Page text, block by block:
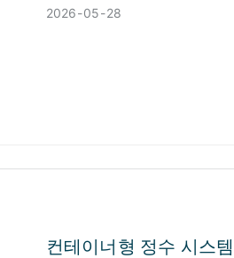
2026 05 28
컨테이너형 정수 시스